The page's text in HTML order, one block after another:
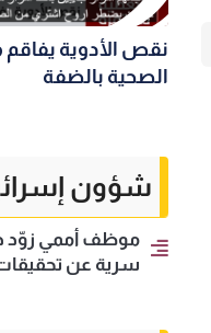
نقص الأدوية يفاقم
الصحية بالضفة
شؤون
موظف أممي زوّد
سرية عن